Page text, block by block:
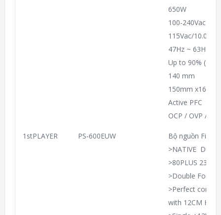
650W
100-240Vac
115Vac/10.0A
47Hz ~ 63Hz
Up to 90% (80
140 mm
150mm
Active PFC
OCP / OVP /
1stPLAYER PS-600EUW
Bộ nguồn First
>NATIVE DUAL
>80PLUS 230V
>Double
>Perfect
with 12CM